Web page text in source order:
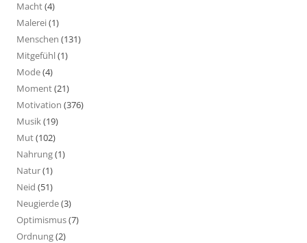
Macht(4)
Malerei(1)
Menschen (131)
Mitgefühl(1)
Mode(4)
Moment(21)
Motivation (376)
Musik(19)
Mut(102)
Nahrung(1)
Natur(1)
Neid (51)
Neugierde(3)
Optimismus(7)
Ordnung(2)